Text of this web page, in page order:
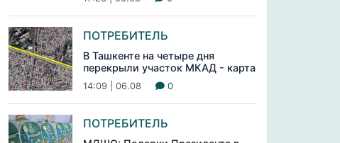
ПОТРЕБИТЕЛЬ
В Ташкенте на четыре дня
перекрыли участок МКАД - карта
14:09 | 06.08 0
ПОТРЕБИТЕЛЬ